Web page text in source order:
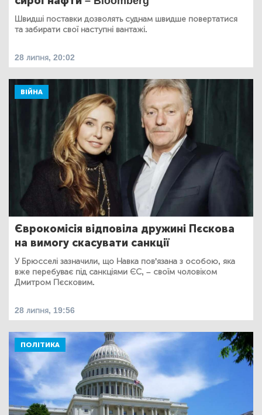
Швидші поставки дозволять суднам швидше повертатися
та забирати свої наступні вантажі.
28 липня, 20:02
ВІЙНА
Єврокомісія відповіла дружині Пєскова
на вимогу скасувати санкції
У Брюсселі зазначили, що Навка пов'язана з особою, яка
вже перебуває під санкціями ЄС, – своїм чоловіком
Дмитром Пєсковим.
28 липня, 19:56
ПОЛІТИКА